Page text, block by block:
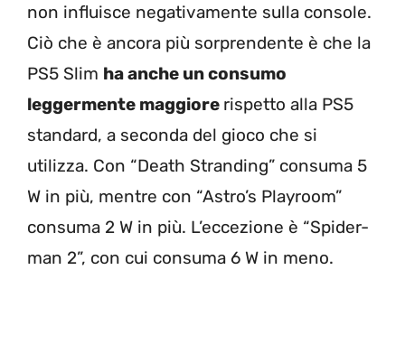
non influisce negativamente sulla console.
Ciò che è ancora più sorprendente è che la
PS5 Slim ha anche un consumo
leggermente maggiore rispetto alla PS5
standard, a seconda del gioco che si
utilizza. Con “Death Stranding” consuma 5
W in più, mentre con “Astro’s Playroom”
consuma 2 W in più. L’eccezione è “Spider-
man 2”, con cui consuma 6 W in meno.